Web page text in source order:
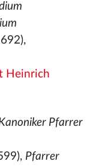
Heinrich
Pfarrer
Pfarrer